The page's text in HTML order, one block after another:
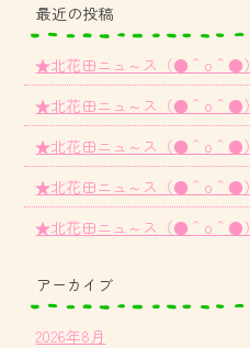
最近の投稿
★北花田ニュ～ス（●＾o＾●）
★北花田ニュ～ス（●＾o＾●）
★北花田ニュ～ス（●＾o＾●）
★北花田ニュ～ス（●＾o＾●）
★北花田ニュ～ス（●＾o＾●）
アーカイブ
2026年8月